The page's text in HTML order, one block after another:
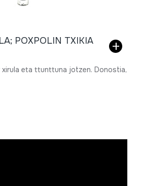
xirula eta ttunttuna jotzen. Donostia,